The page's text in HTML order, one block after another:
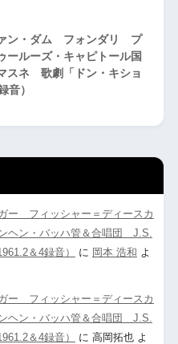
ン・ダム フォンダリ プ
ールーズ・キャピトール国
スネ 歌劇「ドン・キショ
音）
フィッシャー＝ディースカ
ン・バッハ管＆合唱団 J.S.
＆4録音）
に 岡本 浩和 よ
フィッシャー＝ディースカ
ン・バッハ管＆合唱団 J.S.
＆4録音）
に 高岡拓也よ